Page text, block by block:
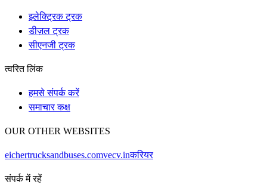
इलेक्ट्रिक ट्रक
डीज़ल ट्रक
सीएनजी ट्रक
त्वरित लिंक
हमसे संपर्क करें
समाचार कक्ष
OUR OTHER WEBSITES
eichertrucksandbuses.comvecv.inकरियर
संपर्क में रहें